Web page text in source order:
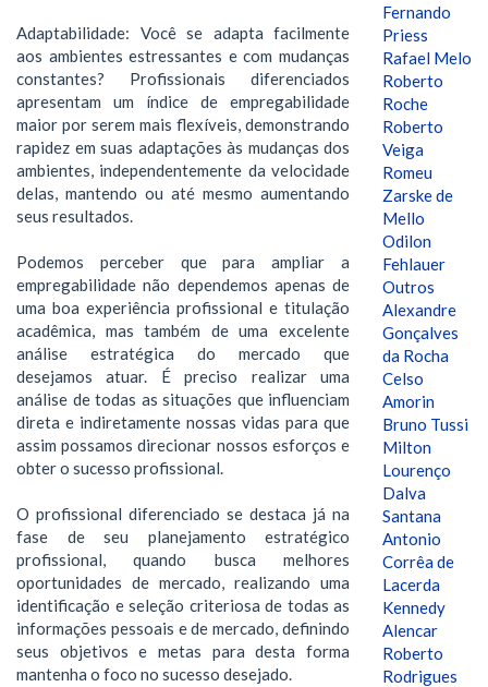
Adaptabilidade: Você se adapta facilmente
aos ambientes estressantes e com mudanças
constantes? Profissionais diferenciados
apresentam um índice de empregabilidade
maior por serem mais flexíveis, demonstrando
rapidez em suas adaptações às mudanças dos
ambientes, independentemente da velocidade
delas, mantendo ou até mesmo aumentando
seus resultados.
Podemos perceber que para ampliar a
empregabilidade não dependemos apenas de
uma boa experiência profissional e titulação
acadêmica, mas também de uma excelente
análise estratégica do mercado que
desejamos atuar. É preciso realizar uma
análise de todas as situações que influenciam
direta e indiretamente nossas vidas para que
assim possamos direcionar nossos esforços e
obter o sucesso profissional.
O profissional diferenciado se destaca já na
fase de seu planejamento estratégico
profissional, quando busca melhores
oportunidades de mercado, realizando uma
identificação e seleção criteriosa de todas as
informações pessoais e de mercado, definindo
seus objetivos e metas para desta forma
mantenha o foco no sucesso desejado.
Fernando
Priess
Rafael Melo
Roberto
Roche
Roberto
Veiga
Romeu
Zarske de
Mello
Odilon
Fehlauer
Outros
Alexandre
Gonçalves
da Rocha
Celso
Amorin
Bruno Tussi
Milton
Lourenço
Dalva
Santana
Antonio
Corrêa de
Lacerda
Kennedy
Alencar
Roberto
Rodrigues